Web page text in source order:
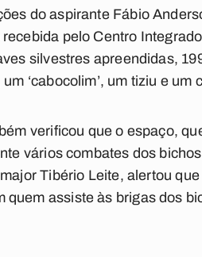
do aspirante Fábio
pelo Centro
silvestres apreendidas,
‘cabocolim’, um tiziu e um
verificou que o espaço,
vários combates dos
Tibério Leite, alertou
quem assiste às brigas dos